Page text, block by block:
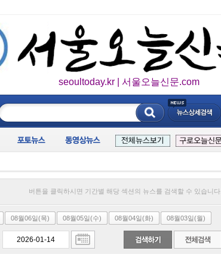
seoultoday.kr | 서울오늘신문.com
버튼을 클릭하시면 기간별 해당 섹션의 뉴스를 검색할 수 있습니다.
08월06일(목) 08월05일(수) 08월04일(화) 08월03일(월)